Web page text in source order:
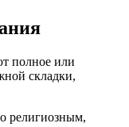
полное или
складки,
религиозным,